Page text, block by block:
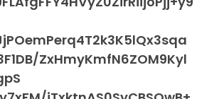
ZxHmyKmfN6ZOM9Kyl